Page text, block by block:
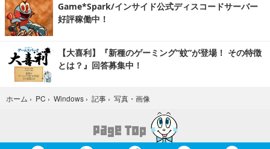
Game*Spark/インサイド公式ディスコードサーバー
好評稼働中！
【大喜利】『新種のゲーミング“蚊”が登場！ その特徴
とは？』回答募集中！
ホーム › PC › Windows › 記事 › 写真・画像